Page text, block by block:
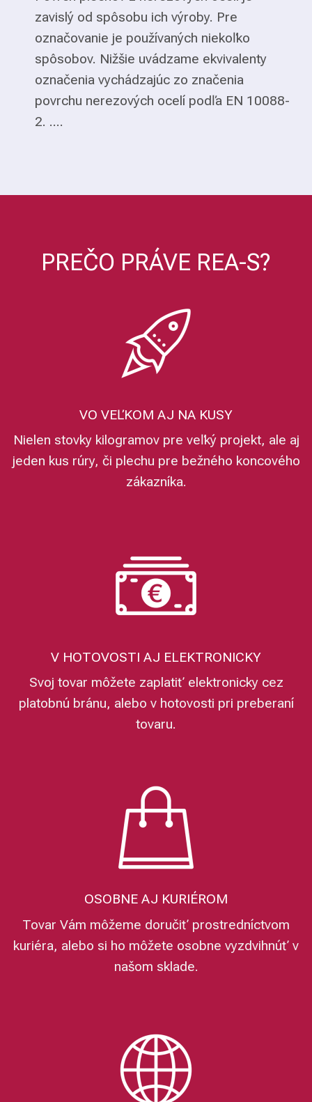
zavislý od spôsobu ich výroby. Pre
označovanie je používaných niekoľko
spôsobov. Nižšie uvádzame ekvivalenty
označenia vychádzajúc zo značenia
povrchu nerezových ocelí podľa EN 10088-
2. ....
PREČO PRÁVE REA-S?
VO VEĽKOM AJ NA KUSY
Nielen stovky kilogramov pre veľký projekt, ale aj
jeden kus rúry, či plechu pre bežného koncového
zákazníka.
V HOTOVOSTI AJ ELEKTRONICKY
Svoj tovar môžete zaplatiť elektronicky cez
platobnú bránu, alebo v hotovosti pri preberaní
tovaru.
OSOBNE AJ KURIÉROM
Tovar Vám môžeme doručiť prostredníctvom
kuriéra, alebo si ho môžete osobne vyzdvihnúť v
našom sklade.